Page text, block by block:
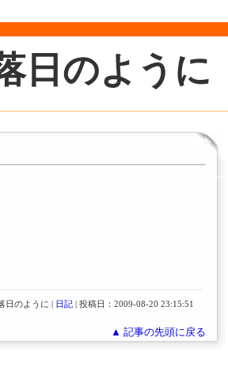
日のように
日のように | 日記 | 投稿日：2009-08-20 23:15:51
▲ 記事の先頭に戻る